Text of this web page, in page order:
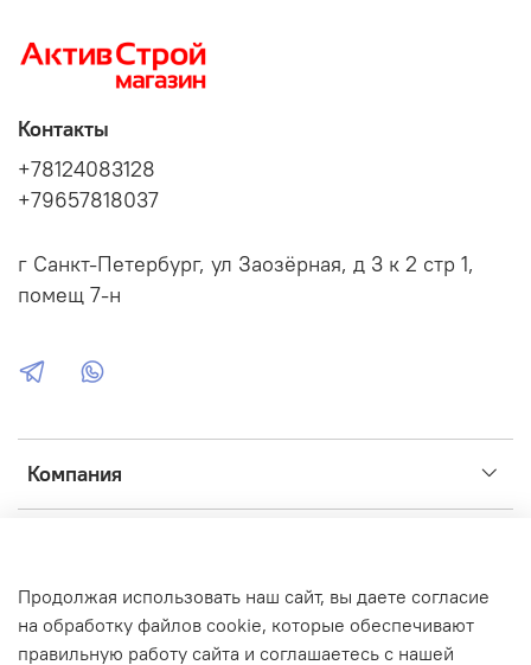
Компания
Контакты
+78124083128
+79657818037
г Санкт-Петербург, ул Заозёрная, д 3 к 2 стр 1,
помещ 7-н
Интернет-магазин создан на inSales
Продолжая использовать наш сайт, вы даете согласие
на обработку файлов cookie, которые обеспечивают
правильную работу сайта и соглашаетесь с нашей